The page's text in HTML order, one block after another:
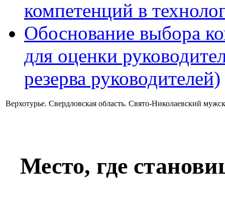
компетенций в
Обоснование выбора
для оценки
резерва руководителей)
Верхотурье. Свердловская область. Свято-Николаевский
Место, где